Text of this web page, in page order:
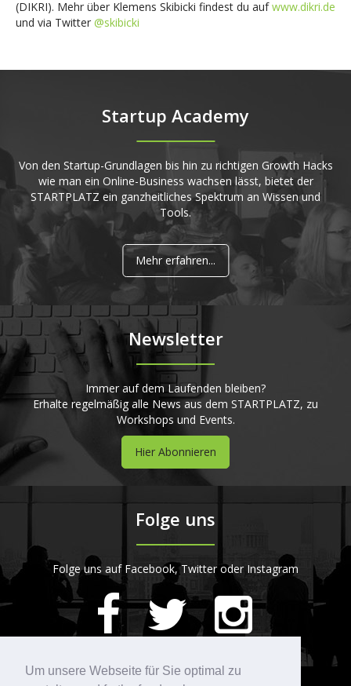
Um unsere Webseite für Sie optimal zu
(DIKRI). Mehr über Klemens Skibicki findest du aufwww.dikri.de
und via Twitter @skibicki
Startup Academy
Von den Startup-Grundlagen bis hin zu richtigen Growth Hacks
wie man ein Online-Business wachsen lässt, bietet der
STARTPLATZ ein ganzheitliches Spektrum an Wissen und
Tools.
Mehr erfahren...
Newsletter
Immer auf dem Laufenden bleiben?
Erhalte regelmäßig alle News aus dem STARTPLATZ, zu
Workshops und Events.
Hier Abonnieren
Folge uns
Folge uns auf Facebook, Twitter oder Instagram
420Bewertungen auf ProvenExpert.com